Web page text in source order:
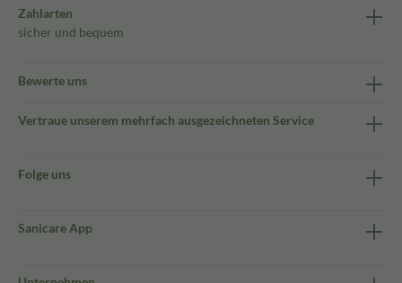
Zahlarten
sicher und bequem
Bewerte uns
Vertraue unserem mehrfach ausgezeichneten Service
Folge uns
Sanicare App